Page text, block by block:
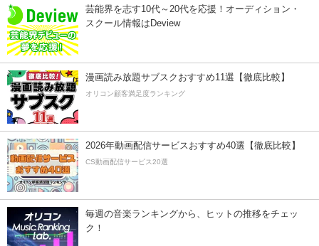
芸能界を志す10代～20代を応援！オーディション・
スクール情報はDeview
漫画読み放題サブスクおすすめ11選【徹底比較】
オリコン顧客満足度ランキング
2026年動画配信サービスおすすめ40選【徹底比較】
CS動画配信サービス20選
毎週の音楽ランキングから、ヒットの推移をチェッ
ク！